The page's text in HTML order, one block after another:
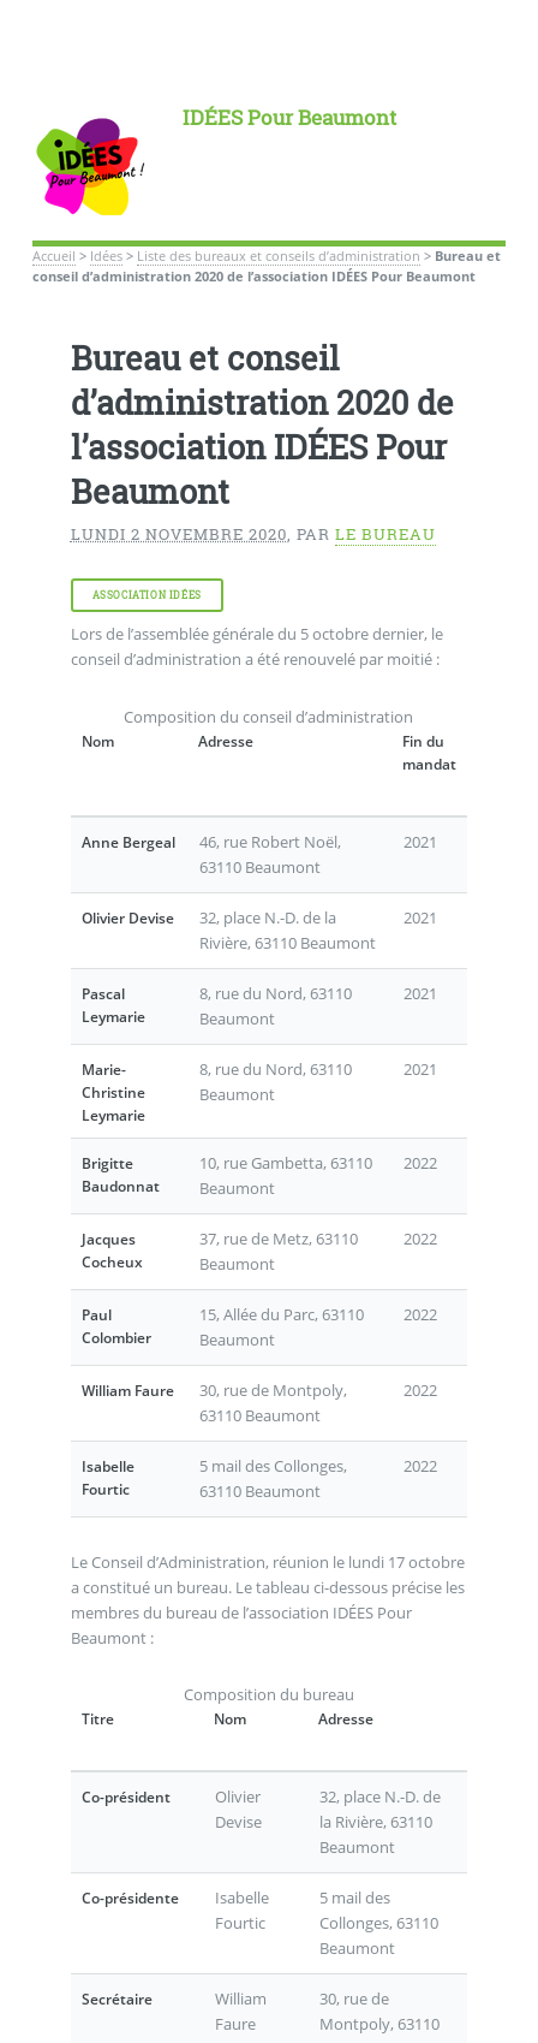
IDÉES Pour Beaumont
Accueil > Idées> Liste des bureaux et conseils d’administration > Bureau et
conseil d’administration 2020 de l’association IDÉES Pour Beaumont
Bureau et conseil
d’administration 2020 de
l’association IDÉES Pour
Beaumont
LUNDI 2 NOVEMBRE 2020, PAR LE BUREAU
ASSOCIATION IDÉES
Lors de l’assemblée générale du 5 octobre dernier, le
conseil d’administration a été renouvelé par moitié :
Composition du conseil d’administration
Nom Adresse
Fin du
mandat
Anne Bergeal
46, rue Robert Noël,
63110 Beaumont
2021
Olivier Devise
32, place N.-D. de la
Rivière, 63110 Beaumont
2021
Pascal
Leymarie
8, rue du Nord, 63110
Beaumont
2021
Marie-
Christine
Leymarie
8, rue du Nord, 63110
Beaumont
2021
Brigitte
Baudonnat
10, rue Gambetta, 63110
Beaumont
2022
Jacques
Cocheux
37, rue de Metz, 63110
Beaumont
2022
Paul
Colombier
15, Allée du Parc, 63110
Beaumont
2022
William Faure
30, rue de Montpoly,
63110 Beaumont
2022
Isabelle
Fourtic
5 mail des Collonges,
63110 Beaumont
2022
Le Conseil d’Administration, réunion le lundi 17 octobre
a constitué un bureau. Le tableau ci-dessous précise les
membres du bureau de l’association IDÉES Pour
Beaumont :
Composition du bureau
Titre Nom Adresse
Co-président
Olivier
Devise
32, place N.-D. de
la Rivière, 63110
Beaumont
Co-présidente
Isabelle
Fourtic
5 mail des
Collonges, 63110
Beaumont
Secrétaire
William
Faure
30, rue de
Montpoly, 63110